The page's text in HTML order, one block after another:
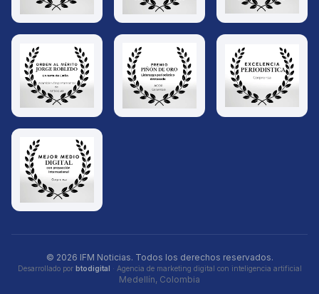
© 2026 IFM Noticias. Todos los derechos reservados.
Desarrollado por btodigital · Agencia de marketing digital con inteligencia artificial
Medellín, Colombia